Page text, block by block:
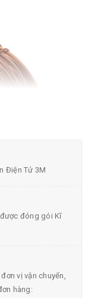
Điện Tử 3M
đóng gói Kĩ
vị vận chuyển,
hàng: